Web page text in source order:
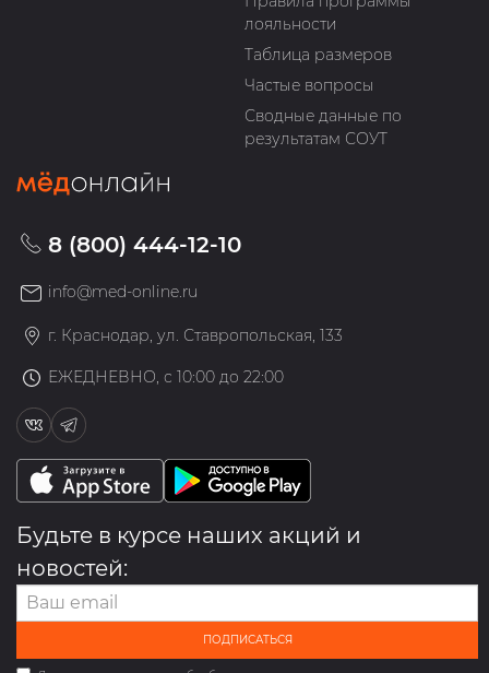
лояльности
Таблица размеров
Частые вопросы
Сводные данные по
результатам СОУТ
8 (800) 444-12-10
info@med-online.ru
г. Краснодар, ул. Ставропольская, 133
ЕЖЕДНЕВНО, с 10:00 до 22:00
Будьте в курсе наших акций и
новостей:
ПОДПИСАТЬСЯ